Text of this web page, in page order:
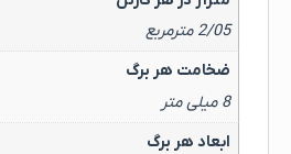
2/05 مترمربع
ضخامت هر برگ
8 میلی متر
ابعاد هر برگ